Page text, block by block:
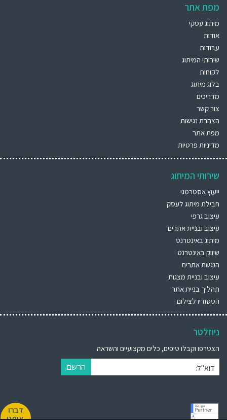
דברו
מפת אתר
מיתוג עסקי
אודות
עבודות
שירותי המיתוג
לקוחות
בלוג מיתוג
מדריכים
צור קשר
הצהרת נגישות
מפת אתר
מדיניות פרטיות
שירותי המיתוג
ייעוץ אסטרטגי
חבילת מיתוג לעסק
עיצוב גרפי
עיצוב ובניית אתרים
מיתוג באינטרנט
שיווק באינטרנט
הנגשת אתרים
עיצוב ובניית מצגות
תהליך בניית אתר
הסטודיו לצילום
ניוזלטר
הצטרפו וקבלו טיפים, כלים מקצועיים והשראה
דוא"ל: הרשם